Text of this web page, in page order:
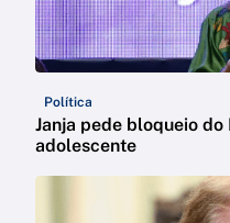
Política
Janja pede bloqueio
adolescente